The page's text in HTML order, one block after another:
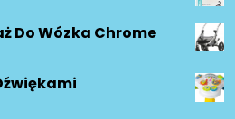
Do Wózka Chrome